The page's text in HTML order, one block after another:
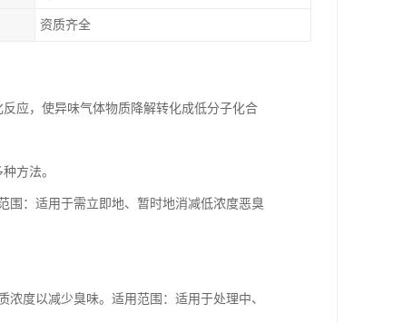
资质齐全
应，使异味气体物质降解转化成低分子化合
方法。
围：适用于需立即地、暂时地消减低浓度恶臭
度以减少臭味。适用范围：适用于处理中、